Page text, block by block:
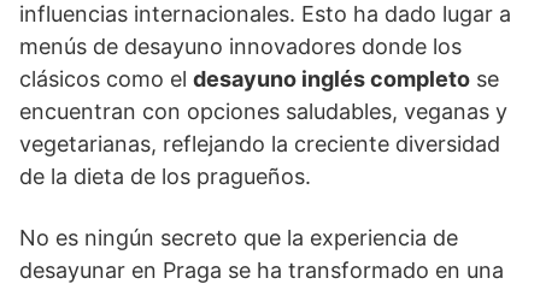
influencias internacionales. Esto ha dado lugar a
menús de desayuno innovadores donde los
clásicos como el desayuno inglés completo se
encuentran con opciones saludables, veganas y
vegetarianas, reflejando la creciente diversidad
de la dieta de los pragueños.
No es ningún secreto que la experiencia de
desayunar en Praga se ha transformado en una